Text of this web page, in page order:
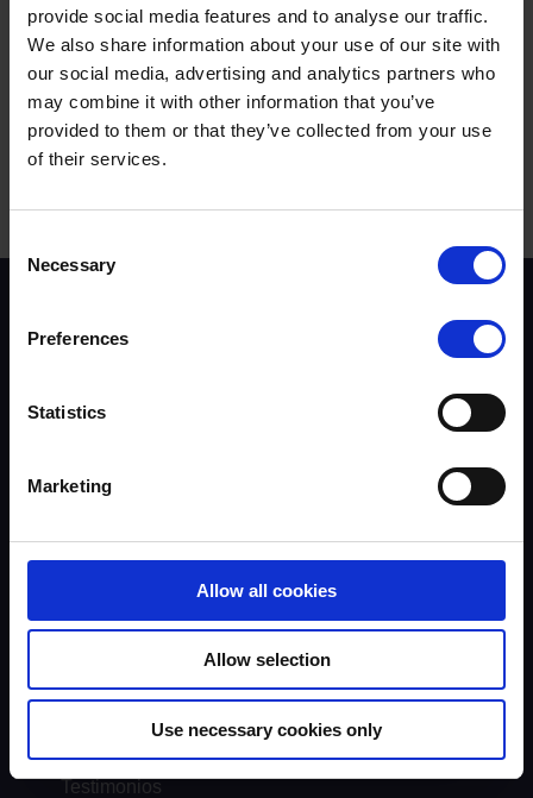
provide social media features and to analyse our traffic.
We also share information about your use of our site with
our social media, advertising and analytics partners who
may combine it with other information that you’ve
provided to them or that they’ve collected from your use
of their services.
Selection
Necessary
Preferences
Statistics
Marketing
Allow all cookies
Allow selection
Use necessary cookies only
¿Fue útil esta respuesta?
Sí No
Evaluadores
Convertirse en instructor de los cursos NDORS
Acerca de UKROEd
Documentos
Seguridad Vial y Redes Sociales
Igualdad, Diversidad e Inclusión
Accesibilidad
Testimonios